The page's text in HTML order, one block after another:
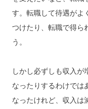
す。転職して待遇がよ
つけたり、転職で得ら
う。
しかし必ずしも収入が
なったりするわけでは
なったけれど、収入は